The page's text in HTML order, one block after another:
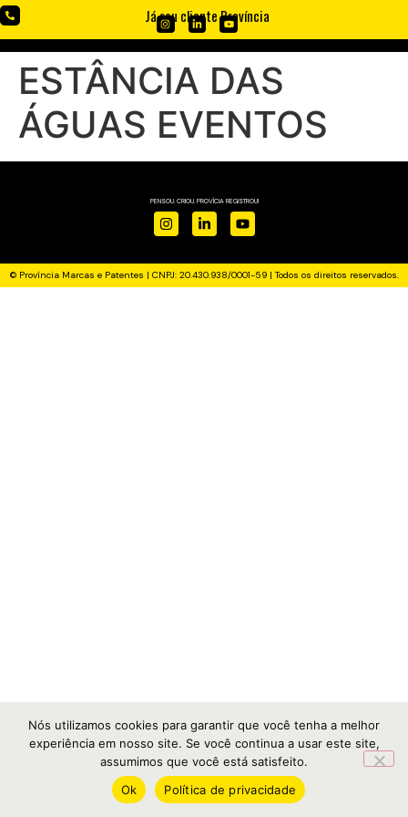
Já sou cliente Província
ESTÂNCIA DAS
ÁGUAS EVENTOS
PENSOU. CRIOU. PROVÍCIA REGISTROU!
© Província Marcas e Patentes | CNPJ: 20.430.938/0001-59 | Todos os direitos reservados.
Nós utilizamos cookies para garantir que você tenha a melhor
experiência em nosso site. Se você continua a usar este site,
assumimos que você está satisfeito.
Ok
Política de privacidade